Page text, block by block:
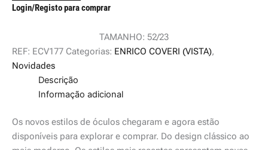
Login/Registo para comprar
TAMANHO: 52/23
REF: ECV177 Categorias: ENRICO COVERI (VISTA),
Novidades
Descrição
Informação adicional
Os novos estilos de óculos chegaram e agora estão
disponíveis para explorar e comprar. Do design clássico ao